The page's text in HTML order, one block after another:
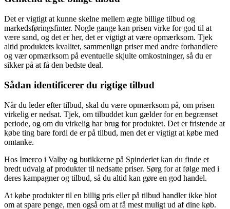
Det er vigtigt at kunne skelne mellem ægte billige tilbud og
markedsføringsfinter. Nogle gange kan prisen virke for god til at
være sand, og det er her, det er vigtigt at være opmærksom. Tjek
altid produktets kvalitet, sammenlign priser med andre forhandlere
og vær opmærksom på eventuelle skjulte omkostninger, så du er
sikker på at få den bedste deal.
Sådan identificerer du rigtige tilbud
Når du leder efter tilbud, skal du være opmærksom på, om prisen
virkelig er nedsat. Tjek, om tilbuddet kun gælder for en begrænset
periode, og om du virkelig har brug for produktet. Det er fristende at
købe ting bare fordi de er på tilbud, men det er vigtigt at købe med
omtanke.
Hos Imerco i Valby og butikkerne på Spinderiet kan du finde et
bredt udvalg af produkter til nedsatte priser. Sørg for at følge med i
deres kampagner og tilbud, så du altid kan gøre en god handel.
At købe produkter til en billig pris eller på tilbud handler ikke blot
om at spare penge, men også om at få mest muligt ud af dine køb.